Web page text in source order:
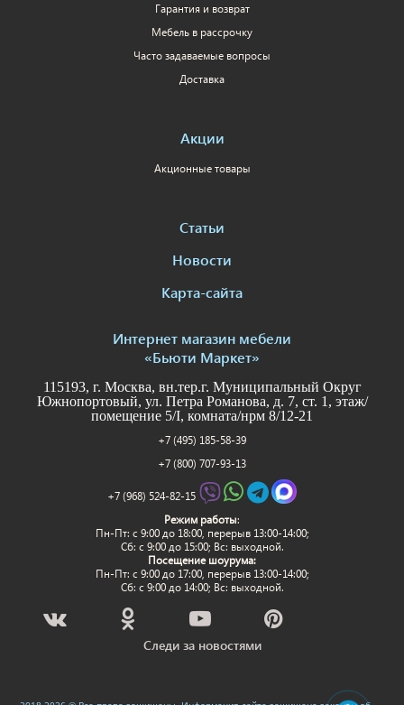
Гарантия и возврат
Мебель в рассрочку
Часто задаваемые вопросы
Доставка
Акции
Акционные товары
Статьи
Новости
Карта-сайта
Интернет магазин мебели
«Бьюти Маркет»
115193, г. Москва, вн.тер.г. Муниципальный Округ
Южнопортовый, ул. Петра Романова, д. 7, ст. 1, этаж/
помещение 5/I, комната/нрм 8/12-21
+7 (495) 185-58-39
+7 (800) 707-93-13
+7 (968) 524-82-15
Режим работы:
Пн-Пт: c 9:00 до 18:00, перерыв 13:00-14:00;
Сб: с 9:00 до 15:00; Вс: выходной.
Посещение шоурума:
Пн-Пт: c 9:00 до 17:00, перерыв 13:00-14:00;
Сб: с 9:00 до 14:00; Вс: выходной.
Следи за новостями